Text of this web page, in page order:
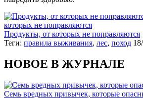
которых не поправляются
Продукты, от которых не поправляются
Теги: правила выживания, лес, поход
НОВОЕ В ЖУРНАЛЕ
Семь вредных привычек, которые